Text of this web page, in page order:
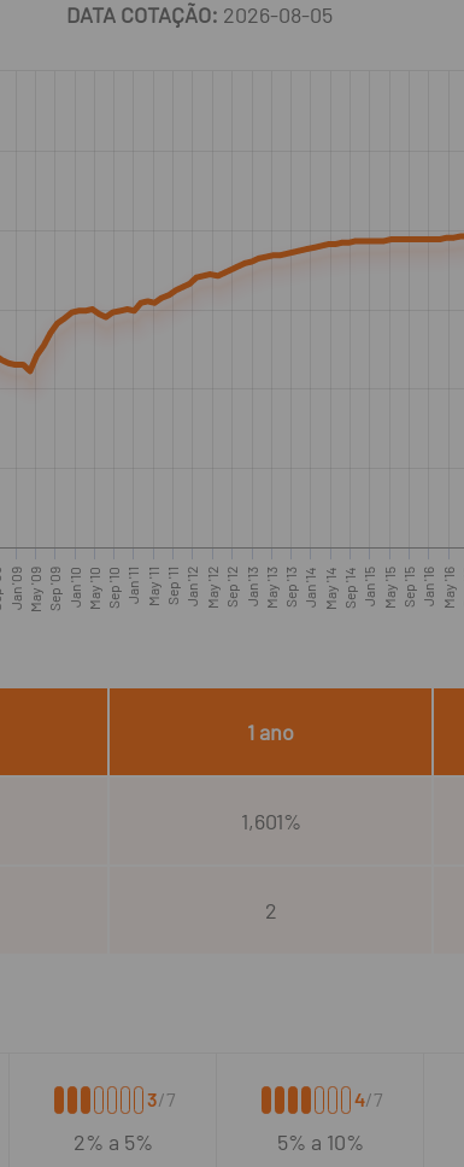
DATA COTAÇÃO: 2026-08-05
Jan '09 May '09Sep '09 Jan '10 May '10Sep '10Jan '11 May '11 Sep '11Jan '12 May '12Sep '12 Jan '13 May '13Sep '13Jan '14 May '14Sep '14Jan '15 May '15Sep '15Jan '16 May '16
1 ano
1,601%
2
3/7
2% a 5%
4/7
5% a 10%